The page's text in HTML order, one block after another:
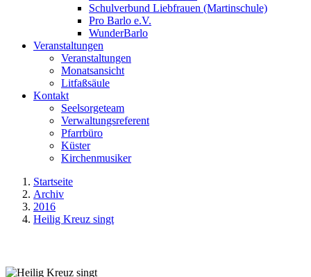
Schulverbund Liebfrauen (Martinschule)
Pro Barlo e.V.
WunderBarlo
Veranstaltungen
Veranstaltungen
Monatsansicht
Litfaßsäule
Kontakt
Seelsorgeteam
Verwaltungsreferent
Pfarrbüro
Küster
Kirchenmusiker
Startseite
Archiv
2016
Heilig Kreuz singt